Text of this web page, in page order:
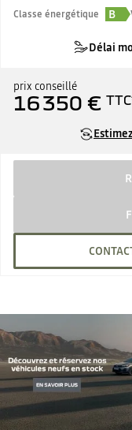
Classe énergétique
B
Délai
prix conseillé
16 350 € TTC